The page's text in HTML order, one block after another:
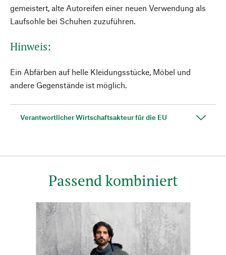
gemeistert, alte Autoreifen einer neuen Verwendung als
Laufsohle bei Schuhen zuzuführen.
Hinweis:
Ein Abfärben auf helle Kleidungsstücke, Möbel und
andere Gegenstände ist möglich.
Verantwortlicher Wirtschaftsakteur für die EU
Passend kombiniert